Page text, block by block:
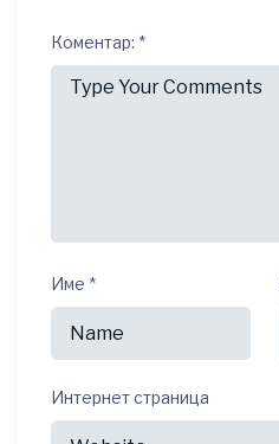
Коментар: *
Име *
Интернет страница